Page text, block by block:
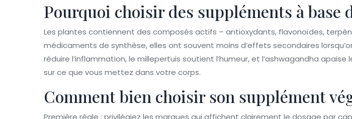
Pourquoi choisir des suppléments à base
Les plantes contiennent des composés actifs – antioxydants, flavonoïdes,
médicaments de synthèse, elles ont souvent moins d’effets secondaires
réduire l’inflammation, le millepertuis soutient l’humeur, et l’ashwagandha
sur ce que vous mettez dans votre corps.
Comment bien choisir son supplément
Première règle : privilégiez les marques qui affichent clairement le dosage par